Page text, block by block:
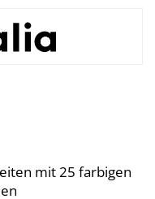
mit 25 farbigen